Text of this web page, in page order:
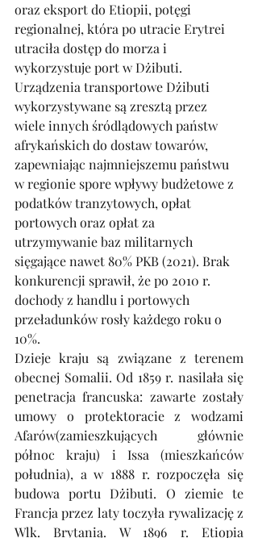
oraz eksport do Etiopii, potęgi
regionalnej, która po utracie Erytrei
utraciła dostęp do morza i
wykorzystuje port w Dżibuti.
Urządzenia transportowe Dżibuti
wykorzystywane są zresztą przez
wiele innych śródlądowych państw
afrykańskich do dostaw towarów,
zapewniając najmniejszemu państwu
w regionie spore wpływy budżetowe z
podatków tranzytowych, opłat
portowych oraz opłat za
utrzymywanie baz militarnych
sięgające nawet 80% PKB (2021). Brak
konkurencji sprawił, że po 2010 r.
dochody z handlu i portowych
przeładunków rosły każdego roku o
10%.
Dzieje kraju są związane z terenem
obecnej Somalii. Od 1859 r. nasilała się
penetracja francuska: zawarte zostały
umowy o protektoracie z wodzami
Afarów(zamieszkujących głównie
północ kraju) i Issa (mieszkańców
południa), a w 1888 r. rozpoczęła się
budowa portu Dżibuti. O ziemie te
Francja przez laty toczyła rywalizację z
Wlk. Brytanią. W 1896 r. Etiopia